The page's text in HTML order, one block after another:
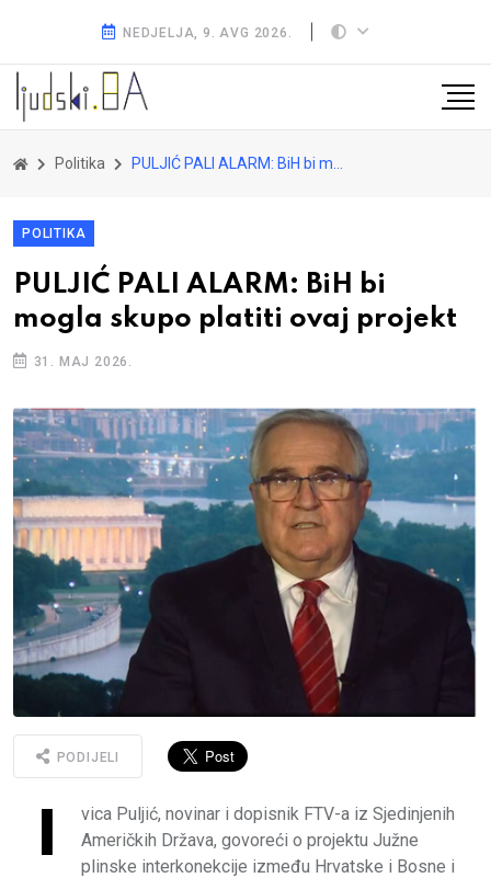
NEDJELJA, 9. AVG 2026.
Politika PULJIĆ PALI ALARM: BiH bi mogla skupo platiti ovaj projekt
POLITIKA
PULJIĆ PALI ALARM: BiH bi
mogla skupo platiti ovaj projekt
31. MAJ 2026.
PODIJELI
I
vica Puljić, novinar i dopisnik FTV-a iz Sjedinjenih
Američkih Država, govoreći o projektu Južne
plinske interkonekcije između Hrvatske i Bosne i